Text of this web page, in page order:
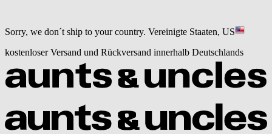
Sorry, we don´t ship to your country. Vereinigte Staaten, US
kostenloser Versand und Rückversand innerhalb Deutschlands